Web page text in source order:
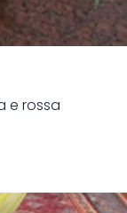
e rossa